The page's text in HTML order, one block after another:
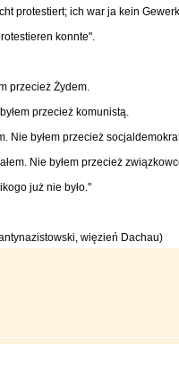
protestiert; ich war ja kein
konnte".
przecież Żydem.
przecież komunistą.
Nie byłem przecież
Nie byłem przecież
już nie było."
więzień Dachau)